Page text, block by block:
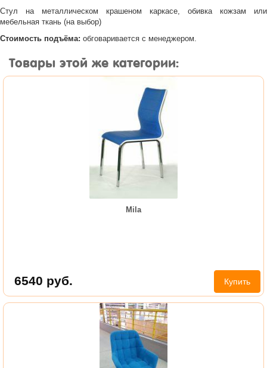
Стул на металлическом крашеном каркасе, обивка кожзам или
мебельная ткань (на выбор)
Стоимость подъёма: обговаривается с менеджером.
Товары этой же категории:
Mila
6540 руб. Купить